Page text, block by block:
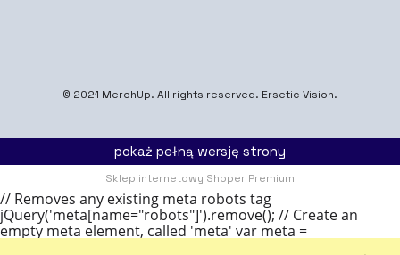
© 2021 MerchUp. All rights reserved. Ersetic Vision.
pokaż pełną wersję strony
Sklep internetowy Shoper Premium
// Removes any existing meta robots tag
jQuery('meta[name="robots"]').remove(); // Create an
empty meta element, called 'meta' var meta =